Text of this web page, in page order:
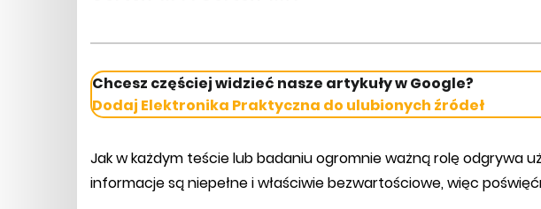
Chcesz częściej widzieć nasze artykuły w Google?
Dodaj Elektronika Praktyczna do ulubionych źródeł
Jak w każdym teście lub badaniu ogromnie ważną rolę odgrywa
informacje są niepełne i właściwie bezwartościowe, więc